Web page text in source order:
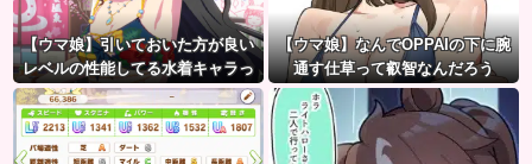
【ウマ娘】引いておいた方が良い
レベルの性能してる水着キャラっ
て誰かいたっけ？←「いっぱいい
るぞ」
【ウマ娘】なんでOPPAIの下に腕
通す仕草って叡智なんだろう